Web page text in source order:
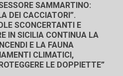
SAMMARTINO:
DEI CACCIATORI”.
SCONCERTANTI E
IN SICILIA CONTINUA LA
E LA FAUNA
CLIMATICI,
LE DOPPIETTE”